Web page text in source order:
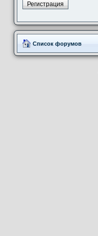
Регистрация
Список форумов